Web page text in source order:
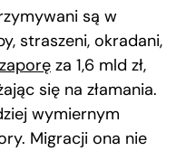
są w
straszeni, okradani,
za 1,6 mld zł,
się na złamania.
wymiernym
Migracji ona nie